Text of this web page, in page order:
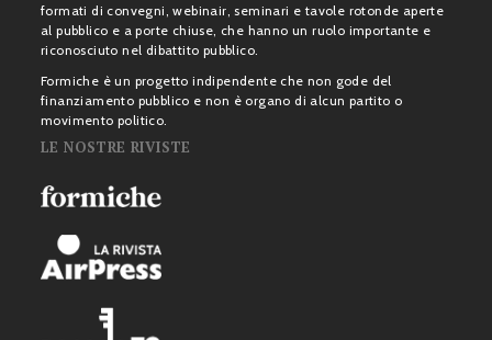
formati di convegni, webinair, seminari e tavole rotonde aperte
al pubblico e a porte chiuse, che hanno un ruolo importante e
riconosciuto nel dibattito pubblico.
Formiche è un progetto indipendente che non gode del
finanziamento pubblico e non è organo di alcun partito o
movimento politico.
LE NOSTRE RIVISTE